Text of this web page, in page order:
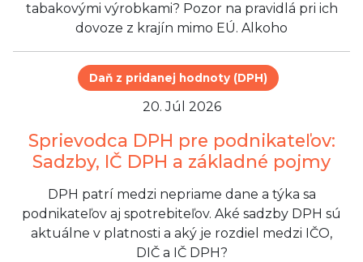
tabakovými výrobkami? Pozor na pravidlá pri ich
dovoze z krajín mimo EÚ. Alkoho
Daň z pridanej hodnoty (DPH)
20. Júl 2026
Sprievodca DPH pre podnikateľov:
Sadzby, IČ DPH a základné pojmy
DPH patrí medzi nepriame dane a týka sa
podnikateľov aj spotrebiteľov. Aké sadzby DPH sú
aktuálne v platnosti a aký je rozdiel medzi IČO,
DIČ a IČ DPH?